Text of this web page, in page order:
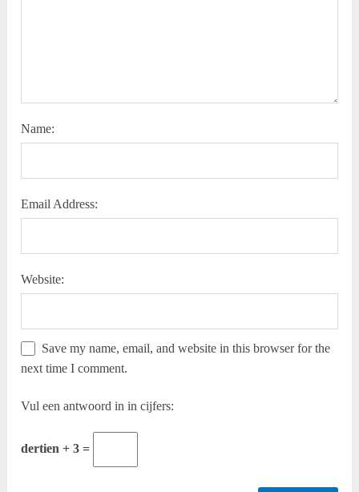
Name:
Email Address:
Website:
Save my name, email, and website in this browser for the
next time I comment.
Vul een antwoord in in cijfers:
dertien + 3 =